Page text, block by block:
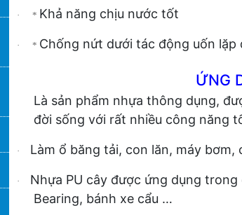
· * Khả năng chịu nước tốt
· * Chống nứt dưới tác động uốn lặp
ỨNG
Là sản phẩm nhựa thông dụng,
đời sống với rất nhiều công năng
· Làm ổ băng tải, con lăn, máy bơm,
· Nhựa PU cây được ứng dụng
Bearing, bánh xe cẩu …